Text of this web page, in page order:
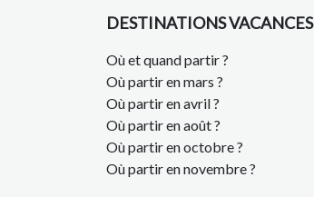
DESTINATIONS VACANCES
Où et quand partir ?
Où partir en mars ?
Où partir en avril ?
Où partir en août ?
Où partir en octobre ?
Où partir en novembre ?